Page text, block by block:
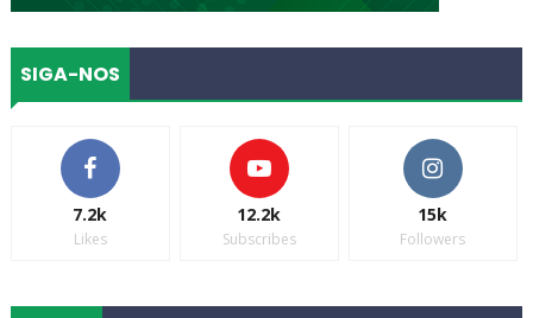
SIGA-NOS
7.2k
Likes
12.2k
Subscribes
15k
Followers